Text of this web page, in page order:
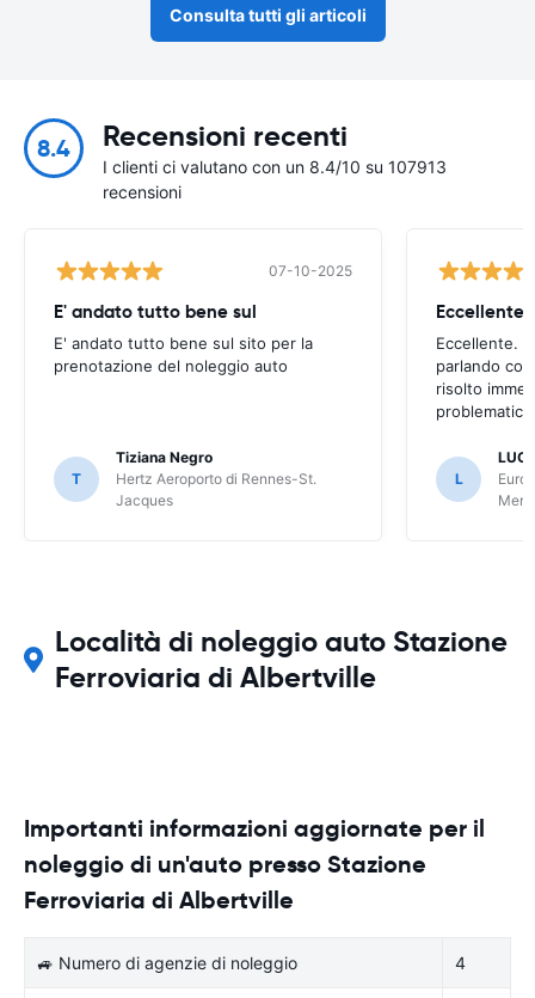
Consulta tutti gli articoli
8.4 Recensioni recenti
I clienti ci valutano con un 8.4/10 su 107913
recensioni
07-10-2025
E' andato tutto bene sul
E' andato tutto bene sul sito per la
prenotazione del noleggio auto
T
Tiziana Negro
Hertz Aeroporto di Rennes-St.
Jacques
Eccellente.
parlando
risolto
L
Località di noleggio auto Stazione
Ferroviaria di Albertville
Importanti informazioni aggiornate per il
noleggio di un'auto presso Stazione
Ferroviaria di Albertville
🚙 Numero di agenzie di noleggio 4